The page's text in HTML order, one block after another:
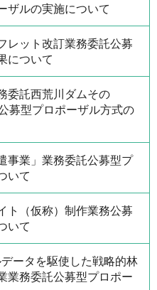
ザルの実施について
レット改訂業務委託公募
について
委託西荒川ダムその
募型プロポーザル方式の
事業」業務委託公募型プ
いて
ト（仮称）制作業務公募
いて
ータを駆使した戦略的林
業務委託公募型プロポー